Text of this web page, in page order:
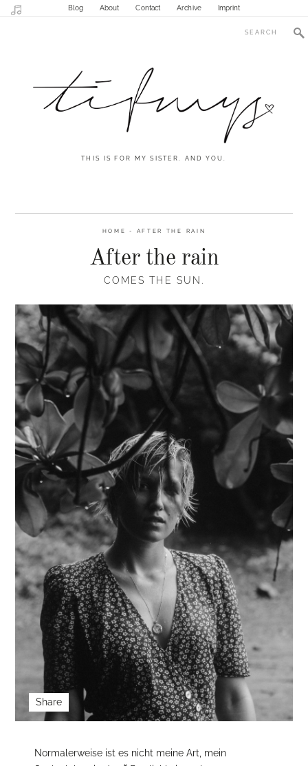
Blog About Contact Archive Imprint
THIS IS FOR MY SISTER. AND YOU.
HOME - AFTER THE RAIN
After the rain
COMES THE SUN.
Share
Normalerweise ist es nicht meine Art, mein